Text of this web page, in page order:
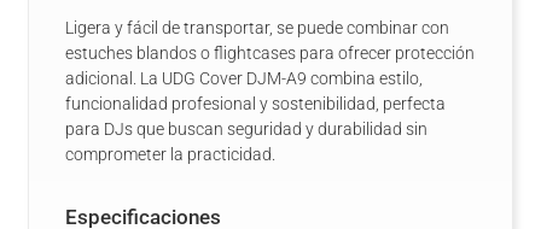
Ligera y fácil de transportar, se puede combinar con
estuches blandos o flightcases para ofrecer protección
adicional. La UDG Cover DJM-A9 combina estilo,
funcionalidad profesional y sostenibilidad, perfecta
para DJs que buscan seguridad y durabilidad sin
comprometer la practicidad.
Especificaciones